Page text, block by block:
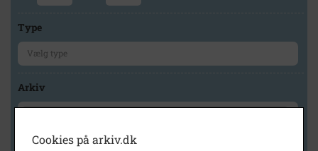
Type
Arkiv
Cookies på arkiv.dk